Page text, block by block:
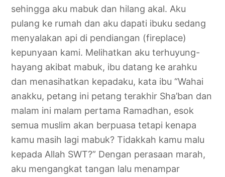
sehingga aku mabuk dan hilang akal. Aku
pulang ke rumah dan aku dapati ibuku sedang
menyalakan api di pendiangan (fireplace)
kepunyaan kami. Melihatkan aku terhuyung-
hayang akibat mabuk, ibu datang ke arahku
dan menasihatkan kepadaku, kata ibu “Wahai
anakku, petang ini petang terakhir Sha’ban dan
malam ini malam pertama Ramadhan, esok
semua muslim akan berpuasa tetapi kenapa
kamu masih lagi mabuk? Tidakkah kamu malu
kepada Allah SWT?” Dengan perasaan marah,
aku mengangkat tangan lalu menampar